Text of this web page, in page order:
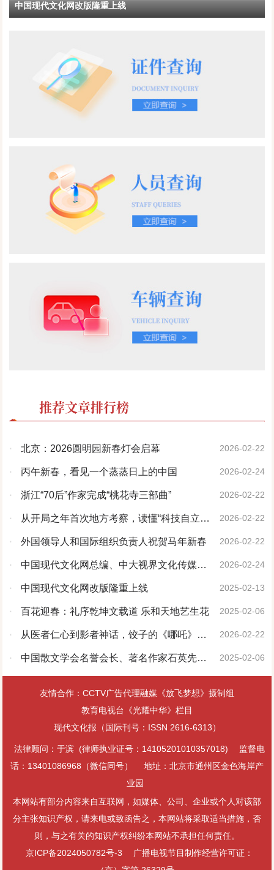
中国现代文化网改版隆重上线
推荐文章排行榜
· 北京：2026圆明园新春灯会启幕 2026-02-22
· 丙午新春，看见一个蒸蒸日上的中国 2026-02-24
· 浙江“70后”作家完成“桃花寺三部曲” 2026-02-22
·
从开局之年首次地方考察，读懂“科技自立自
强”的深意
2026-02-22
· 外国领导人和国际组织负责人祝贺马年新春 2026-02-22
·
中国现代文化网总编、中大视界文化传媒产
业（北京）有限公司董事会主席林膑新年贺词
2026-02-24
· 中国现代文化网改版隆重上线 2025-02-13
· 百花迎春：礼序乾坤文载道 乐和天地艺生花 2025-02-06
·
从医者仁心到影者神话，饺子的《哪吒》为
什么这么好看？
2026-02-22
·
中国散文学会名誉会长、著名作家石英先生
走进古都安阳
2025-02-06
友情合作：CCTV广告代理融媒《放飞梦想》摄制组
教育电视台《光耀中华》栏目
现代文化报（国际刊号：ISSN 2616-6313）
法律顾问：于滨 (律师执业证号：14105201010357018)
监督电
话：13401086968（微信同号）
地址：北京市通州区金色海岸产
业园
本网站有部分内容来自互联网，如媒体、公司、企业或个人对该部
分主张知识产权，请来电或致函告之，本网站将采取适当措施，否
则，与之有关的知识产权纠纷本网站不承担任何责任。
京ICP备2024050782号-3
广播电视节目制作经营许可证：